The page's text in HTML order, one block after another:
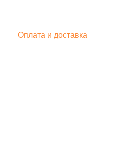
Оплата и доставка